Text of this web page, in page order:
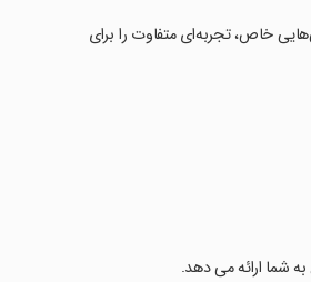
خاص، تجربه‌ای متفاوت را برای
شما ارائه می دهد.